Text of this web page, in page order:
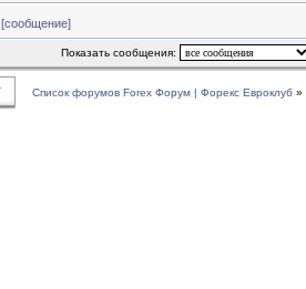
[сообщение]
Показать сообщения:
Список форумов Forex Форум | Форекс Евроклуб »